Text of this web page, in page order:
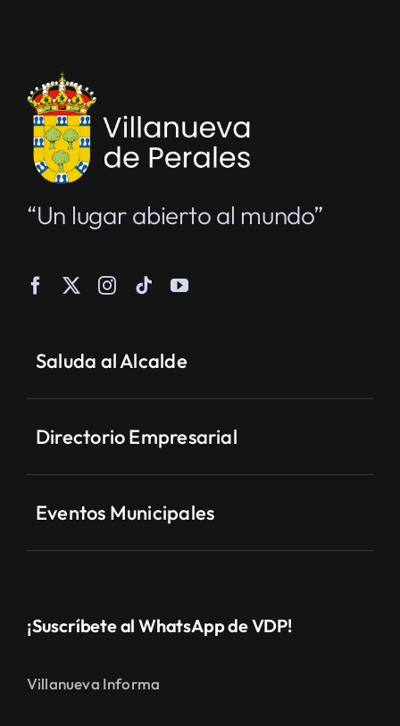
“Un lugar abierto al mundo”
Saluda al Alcalde
Directorio Empresarial
Eventos Municipales
¡Suscríbete al WhatsApp de VDP!
Villanueva Informa